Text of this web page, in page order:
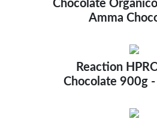
Chocolate
Amma
Reaction
Chocolate 900g